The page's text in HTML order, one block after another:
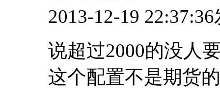
2013-12-19
说超过2000的没人
这个配置不是期货